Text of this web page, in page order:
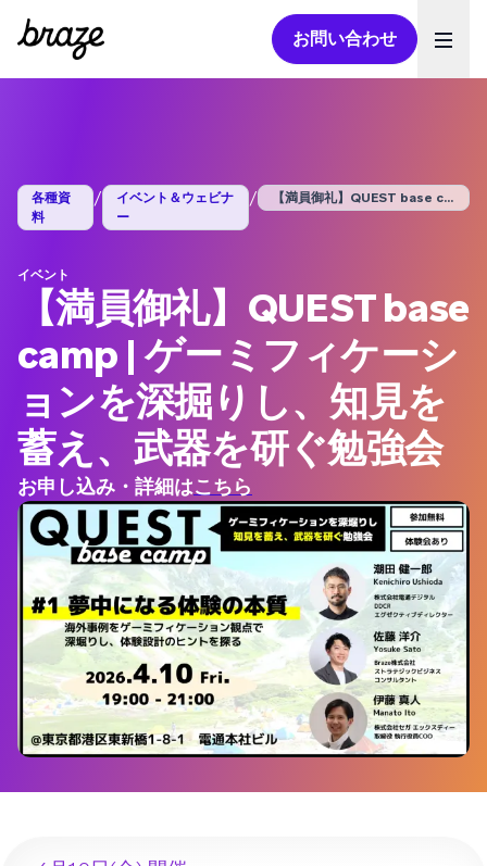
お問い合わせ
各種資
料
/
イベント＆ウェビナ
ー
/ 【満員御礼】QUEST base cam...
イベント
【満員御礼】QUEST base
camp | ゲーミフィケーシ
ョンを深掘りし、知見を
蓄え、武器を研ぐ勉強会
お申し込み・詳細はこちら